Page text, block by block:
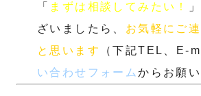
「
まずは相談してみたい！
ざいましたら、 お気軽にご
と思います
（下記TEL、E-
い合わせフォームからお願